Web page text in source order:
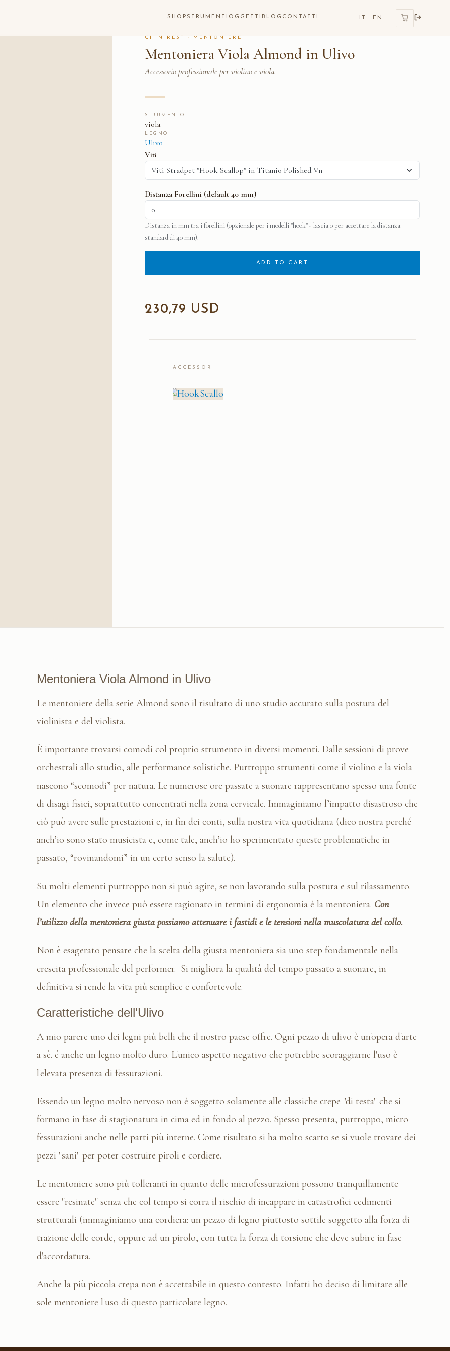
SHOPSTRUMENTI OGGETTI BLOG CONTATTI EN
CHIN REST · MENTONIERE
Mentoniera Viola Almond in Ulivo
Accessorio professionale per violino e viola
STRUMENTO
viola
LEGNO
Ulivo
Viti
Distanza Forellini (default 40 mm)
Distanza in mm tra i forellini (opzionale per i modelli "hook" - lascia 0 per accettare la distanza
standard di 40 mm).
ADD TO CART
230,79 USD
ACCESSORI
Mentoniera Viola Almond in Ulivo
Le mentoniere della serie Almond sono il risultato di uno studio accurato sulla postura del
violinista e del violista.
È importante trovarsi comodi col proprio strumento in diversi momenti. Dalle sessioni di prove
orchestrali allo studio, alle performance solistiche. Purtroppo strumenti come il violino e la viola
nascono “scomodi” per natura. Le numerose ore passate a suonare rappresentano spesso una fonte
di disagi fisici, soprattutto concentrati nella zona cervicale. Immaginiamo l’impatto disastroso che
ciò può avere sulle prestazioni e, in fin dei conti, sulla nostra vita quotidiana (dico nostra perché
anch’io sono stato musicista e, come tale, anch’io ho sperimentato queste problematiche in
passato, “rovinandomi” in un certo senso la salute).
Su molti elementi purtroppo non si può agire, se non lavorando sulla postura e sul rilassamento.
Un elemento che invece può essere ragionato in termini di ergonomia è la mentoniera. Con
l’utilizzo della mentoniera giusta possiamo attenuare i fastidi e le tensioni nella muscolatura del collo.
Non è esagerato pensare che la scelta della giusta mentoniera sia uno step fondamentale nella
crescita professionale del performer. Si migliora la qualità del tempo passato a suonare, in
definitiva si rende la vita più semplice e confortevole.
Caratteristiche dell'Ulivo
A mio parere uno dei legni più belli che il nostro paese offre. Ogni pezzo di ulivo è un'opera d'arte
a sè. é anche un legno molto duro. L'unico aspetto negativo che potrebbe scoraggiarne l'uso è
l'elevata presenza di fessurazioni.
Essendo un legno molto nervoso non è soggetto solamente alle classiche crepe "di testa" che si
formano in fase di stagionatura in cima ed in fondo al pezzo. Spesso presenta, purtroppo, micro
fessurazioni anche nelle parti più interne. Come risultato si ha molto scarto se si vuole trovare dei
pezzi "sani" per poter costruire piroli e cordiere.
Le mentoniere sono più tolleranti in quanto delle microfessurazioni possono tranquillamente
essere "resinate" senza che col tempo si corra il rischio di incappare in catastrofici cedimenti
strutturali (immaginiamo una cordiera: un pezzo di legno piuttosto sottile soggetto alla forza di
trazione delle corde, oppure ad un pirolo, con tutta la forza di torsione che deve subire in fase
d'accordatura.
Anche la più piccola crepa non è accettabile in questo contesto. Infatti ho deciso di limitare alle
sole mentoniere l'uso di questo particolare legno.